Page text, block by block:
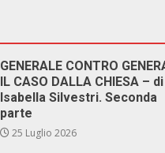
GENERALE CONTRO
IL CASO DALLA CHIESA – di
Isabella Silvestri. Seconda
parte
25 Luglio 2026